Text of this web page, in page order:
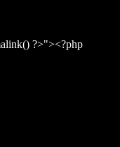
?>"><?php